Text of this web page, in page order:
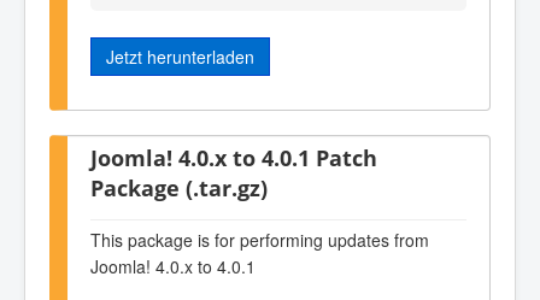
Jetzt herunterladen
Joomla! 4.0.x to 4.0.1 Patch
Package (.tar.gz)
This package is for performing updates from
Joomla! 4.0.x to 4.0.1